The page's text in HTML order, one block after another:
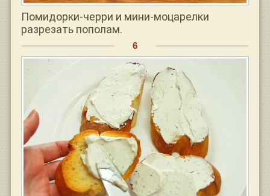
Помидорки-черри и мини-моцарелки
разрезать пополам.